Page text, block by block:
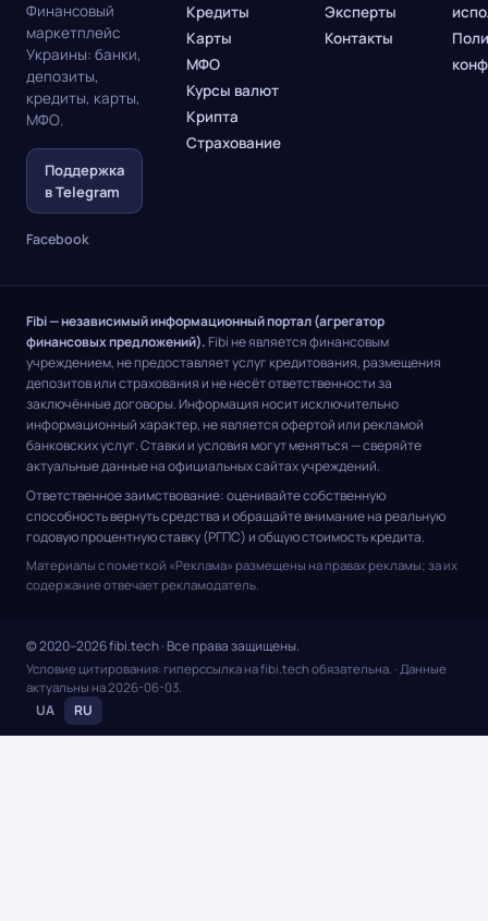
Финансовый
маркетплейс
Украины: банки,
депозиты,
кредиты, карты,
МФО.
Поддержка
в Telegram
Facebook
Кредиты
Карты
МФО
Курсы валют
Крипта
Страхование
Эксперты
Контакты
Fibi — независимый информационный портал (агрегатор
финансовых предложений).Fibi не является финансовым
учреждением, не предоставляет услуг кредитования, размещения
депозитов или страхования и не несёт ответственности за
заключённые договоры. Информация носит исключительно
информационный характер, не является офертой или рекламой
банковских услуг. Ставки и условия могут меняться — сверяйте
актуальные данные на официальных сайтах учреждений.
Ответственное заимствование: оценивайте собственную
способность вернуть средства и обращайте внимание на реальную
годовую процентную ставку (РГПС) и общую стоимость кредита.
Материалы с пометкой «Реклама» размещены на правах рекламы; за их
содержание отвечает рекламодатель.
© 2020–2026 fibi.tech · Все права защищены.
Условие цитирования: гиперссылка на fibi.tech обязательна. · Данные
актуальны на2026-06-03.
UA RU